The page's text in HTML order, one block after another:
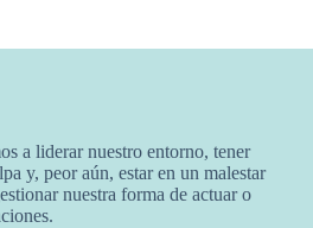
a liderar nuestro entorno, tener
y, peor aún, estar en un malestar
nuestra forma de actuar o